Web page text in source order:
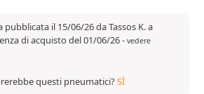
il 15/06/26 da Tassos K. a
di acquisto del 01/06/26- vedere
questi pneumatici?SÌ